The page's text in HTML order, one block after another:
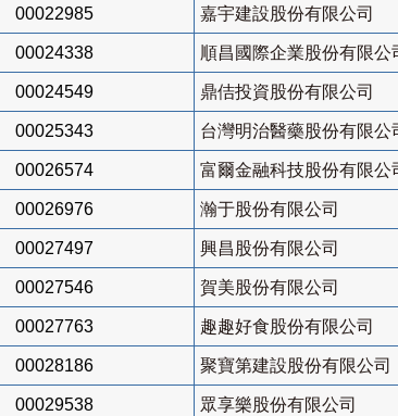
00022985 嘉宇建設股份有限公司
00024338 順昌國際企業股份有限公
00024549 鼎佶投資股份有限公司
00025343 台灣明治醫藥股份有限公
00026574 富爾金融科技股份有限公
00026976 瀚于股份有限公司
00027497 興昌股份有限公司
00027546 賀美股份有限公司
00027763 趣趣好食股份有限公司
00028186 聚寶第建設股份有限公司
00029538 眾享樂股份有限公司